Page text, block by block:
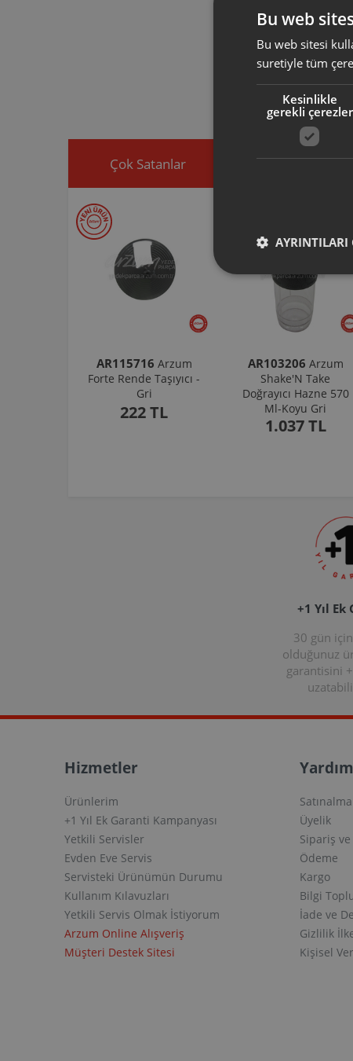
Arzum orijinal
ürününüz için
Ürününüz ile
ekleyip, yedek
Çok Satanlar İndirimdekiler
AR115716 Arzum
Forte Rende Taşıyıcı -
Gri
222 TL
AR103206 Arzum
Shake'N Take
Doğrayıcı Hazne 570
Ml-Koyu Gri
1.037 TL
+1 Yıl
30 gün
olduğunuz
garantisini
Hizmetler
Ürünlerim
+1 Yıl Ek Garanti Kampanyası
Yetkili Servisler
Evden Eve Servis
Servisteki Ürünümün Durumu
Kullanım Kılavuzları
Yetkili Servis Olmak İstiyorum
Arzum Online Alışveriş
Müşteri Destek Sitesi
Üyelik
Sipariş
Ödeme
Kargo
Bilgi
İade ve
Gizlilik
Kişisel
Bu web
Bu web sitesi
suretiyle tüm
Kesinlikle
gerekli çerezler
AYRINTILARI